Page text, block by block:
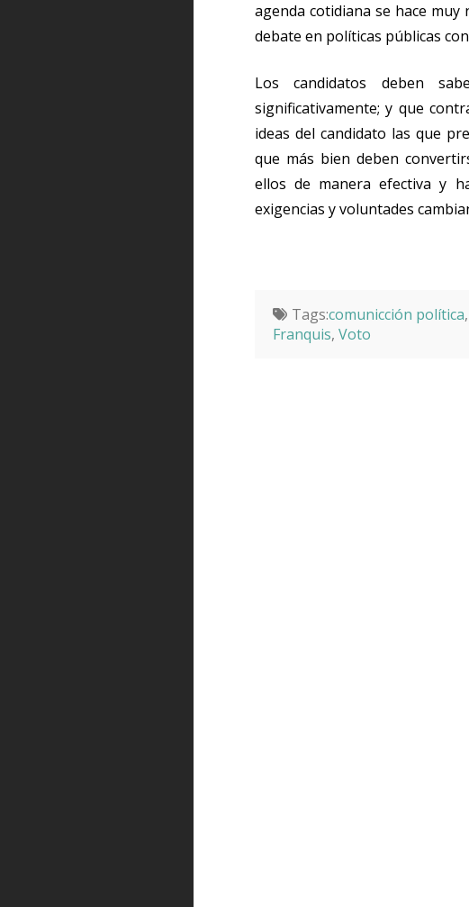
agenda cotidiana se hace
debate en políticas públicas
Los candidatos deben
significativamente; y que
ideas del candidato las que
que más bien deben
ellos de manera efectiva y
exigencias y voluntades
Tags:comunicción política,
Franquis, Voto